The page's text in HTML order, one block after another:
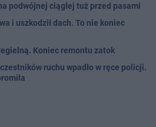
podwójnej ciągłej tuż przed pasami
i uszkodził dach. To nie koniec
Koniec remontu zatok
ruchu wpadło w ręce policji.